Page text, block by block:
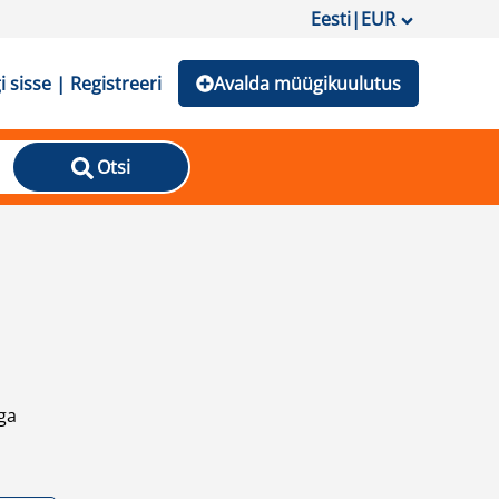
Eesti|EUR
sisse | Registreeri Avalda müügikuulutus
Otsi